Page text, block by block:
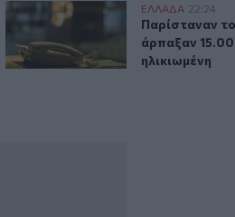
τους πληγέντες
Καστοριά: Νέα τηλεφωνική απάτη
ΕΛΛAΔΑ 22:24
Παρίσταναν
Παρίσταναν
άρπαξαν
ηλικιωμένη